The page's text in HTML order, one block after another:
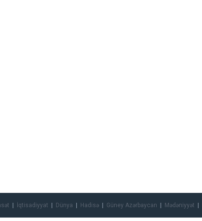
İqtisadiyyat Dünya Hadisə Güney Azərbaycan Mədəniyyət